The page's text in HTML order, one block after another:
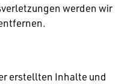
werden wir
erstellten Inhalte und